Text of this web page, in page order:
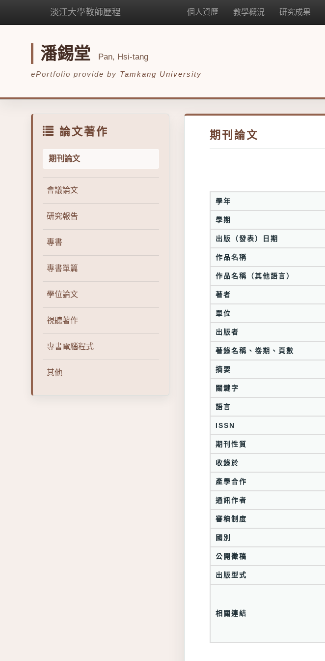
淡江大學教師歷程 個人資歷 教學概況 研究成果
潘錫堂 Pan, Hsi-tang
ePortfolio provide by Tamkang University
論文著作
期刊論文
會議論文
研究報告
專書
專書單篇
學位論文
視聽著作
專書電腦程式
其他
期刊論文
學年
學期
出版（發表）日期
作品名稱
作品名稱（其他語言）
著者
單位
出版者
著錄名稱、卷期、頁數
摘要
關鍵字
語言
ISSN
期刊性質
收錄於
產學合作
通訊作者
審稿制度
國別
公開徵稿
出版型式
相關連結